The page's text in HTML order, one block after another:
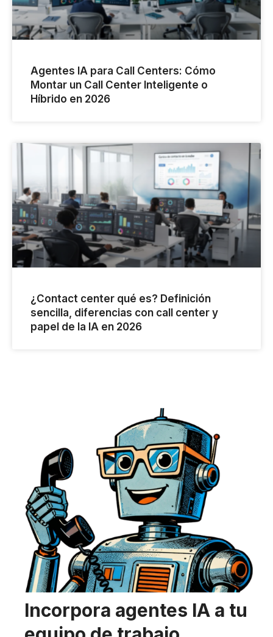
Agentes IA para Call Centers: Cómo
Montar un Call Center Inteligente o
Híbrido en 2026
¿Contact center qué es? Definición
sencilla, diferencias con call center y
papel de la IA en 2026
Incorpora agentes IA a tu